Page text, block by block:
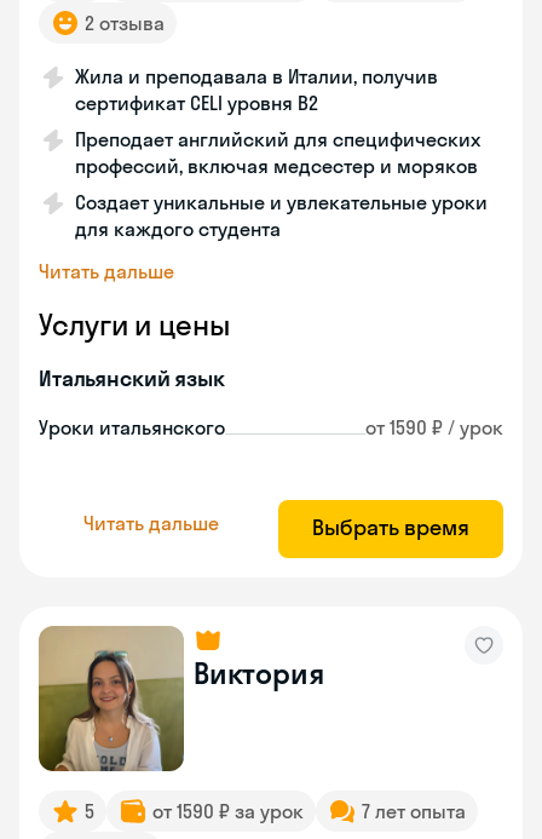
2 отзыва
Жила и преподавала в Италии, получив
сертификат CELI уровня В2
Преподает английский для специфических
профессий, включая медсестер и моряков
Создает уникальные и увлекательные уроки
для каждого студента
Читать дальше
Услуги и цены
Итальянский язык
Уроки итальянского от 1590 ₽ / урок
Читать дальше Выбрать время
Виктория
5 от 1590 ₽ за урок
7 лет опыта